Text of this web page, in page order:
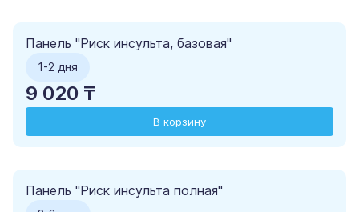
Панель "Риск инсульта, базовая"
1-2 дня
9 020 ₸
В корзину
Панель "Риск инсульта полная"